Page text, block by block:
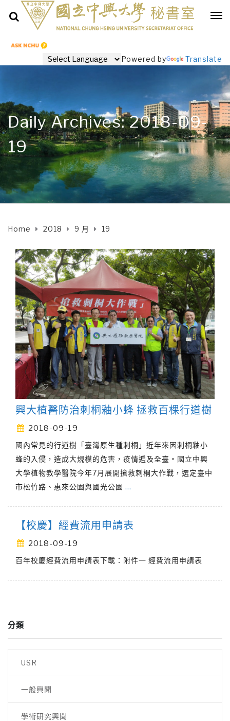
Powered by Translate
Daily Archives: 2018-09-
19
Home 2018 9 月 19
興大植醫防治刺桐釉小蜂 拯救百棵行道樹
2018-09-19
國內常見的行道樹「臺灣原生種刺桐」近年來因刺桐釉小
蜂的入侵，造成大規模的危害，疫情遍及全臺。國立中興
大學植物教學醫院今年7月展開搶救刺桐大作戰，選定臺中
市松竹路、惠來公園與國光公園 …
【校慶】經費流用申請表
2018-09-19
百年校慶經費流用申請表下載：附件一 經費流用申請表
分類
USR
一般興聞
學術研究興聞